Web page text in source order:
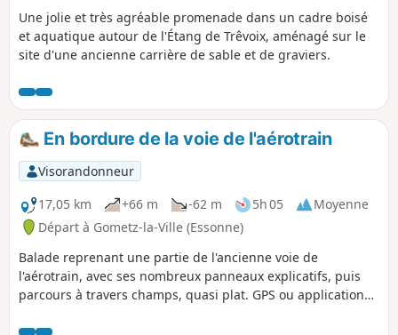
Une jolie et très agréable promenade dans un cadre boisé
et aquatique autour de l'Étang de Trêvoix, aménagé sur le
site d'une ancienne carrière de sable et de graviers.
En bordure de la voie de l'aérotrain
Visorandonneur
17,05 km
+66 m -62 m 5h 05
Moyenne
Départ à Gometz-la-Ville (Essonne)
Balade reprenant une partie de l'ancienne voie de
l'aérotrain, avec ses nombreux panneaux explicatifs, puis
parcours à travers champs, quasi plat. GPS ou application